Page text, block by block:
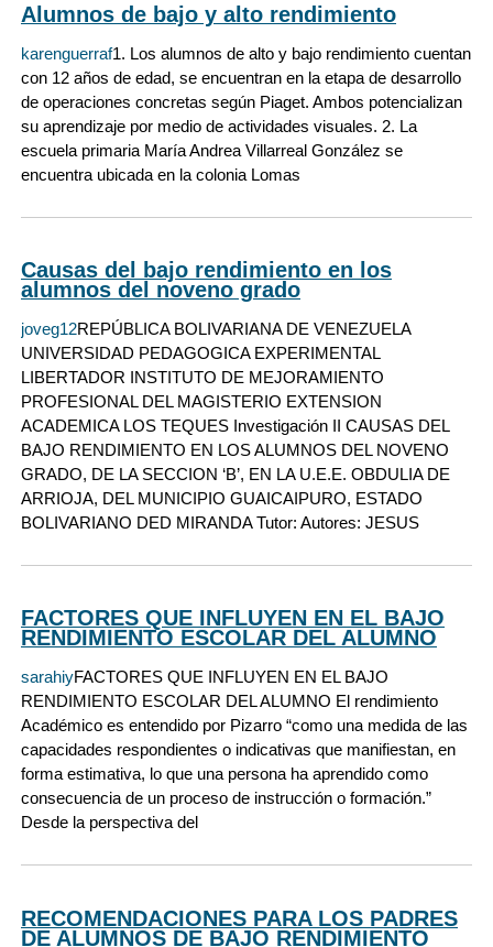
Alumnos de bajo y alto rendimiento
karenguerraf1. Los alumnos de alto y bajo rendimiento cuentan
con 12 años de edad, se encuentran en la etapa de desarrollo
de operaciones concretas según Piaget. Ambos potencializan
su aprendizaje por medio de actividades visuales. 2. La
escuela primaria María Andrea Villarreal González se
encuentra ubicada en la colonia Lomas
Causas del bajo rendimiento en los
alumnos del noveno grado
joveg12REPÚBLICA BOLIVARIANA DE VENEZUELA
UNIVERSIDAD PEDAGOGICA EXPERIMENTAL
LIBERTADOR INSTITUTO DE MEJORAMIENTO
PROFESIONAL DEL MAGISTERIO EXTENSION
ACADEMICA LOS TEQUES Investigación II CAUSAS DEL
BAJO RENDIMIENTO EN LOS ALUMNOS DEL NOVENO
GRADO, DE LA SECCION ‘B’, EN LA U.E.E. OBDULIA DE
ARRIOJA, DEL MUNICIPIO GUAICAIPURO, ESTADO
BOLIVARIANO DED MIRANDA Tutor: Autores: JESUS
FACTORES QUE INFLUYEN EN EL BAJO
RENDIMIENTO ESCOLAR DEL ALUMNO
sarahiyFACTORES QUE INFLUYEN EN EL BAJO
RENDIMIENTO ESCOLAR DEL ALUMNO El rendimiento
Académico es entendido por Pizarro “como una medida de las
capacidades respondientes o indicativas que manifiestan, en
forma estimativa, lo que una persona ha aprendido como
consecuencia de un proceso de instrucción o formación.”
Desde la perspectiva del
RECOMENDACIONES PARA LOS PADRES
DE ALUMNOS DE BAJO RENDIMIENTO